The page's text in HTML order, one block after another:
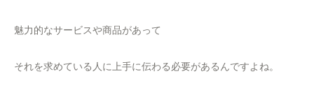
魅力的なサービスや商品があって
それを求めている人に上手に伝わる必要があるんですよね。